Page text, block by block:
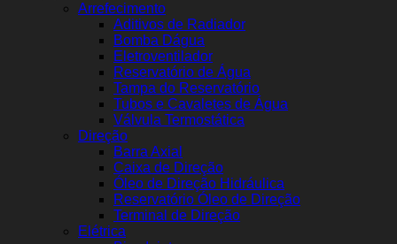
Arrefecimento
Aditivos de Radiador
Bomba Dágua
Eletroventilador
Reservatório de Água
Tampa do Reservatório
Tubos e Cavaletes de Água
Válvula Termostática
Direção
Barra Axial
Caixa de Direção
Óleo de Direção Hidráulica
Reservatório Óleo de Direção
Terminal de Direção
Elétrica